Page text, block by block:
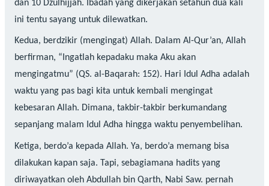
dan 10 Dzulhijjah. Ibadah yang dikerjakan setahun dua kali
ini tentu sayang untuk dilewatkan.
Kedua, berdzikir (mengingat) Allah. Dalam Al-Qur’an, Allah
berfirman, “Ingatlah kepadaku maka Aku akan
mengingatmu” (QS. al-Baqarah: 152). Hari Idul Adha adalah
waktu yang pas bagi kita untuk kembali mengingat
kebesaran Allah. Dimana, takbir-takbir berkumandang
sepanjang malam Idul Adha hingga waktu penyembelihan.
Ketiga, berdo’a kepada Allah. Ya, berdo’a memang bisa
dilakukan kapan saja. Tapi, sebagiamana hadits yang
diriwayatkan oleh Abdullah bin Qarth, Nabi Saw. pernah